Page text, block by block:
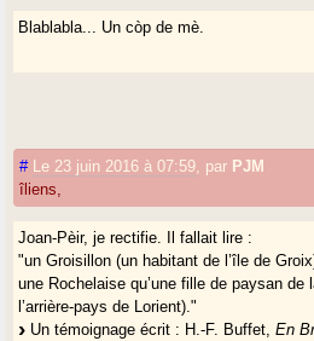
trois génération).
On voit donc avec ces exemples qu’on
l’individuel
et l’évolution.
Provençauxsont occitans dans la
dialecte de l’occitan. Mais hormis le
Blablabla... Un còp de mè.
# Le 23 juin 2016 à 07:59 par PJM
îliens,
Joan-Pèir, je rectifie. Il fallait lire :
"un Groisillon (un habitant de l’île de
une Rochelaise qu’une fille de paysan de
l’arrière-pays de Lorient)."
Un témoignage écrit : H.-F. Buffet,En